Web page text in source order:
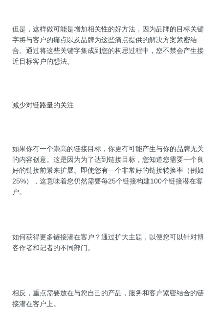
但是，这样做可能是增加相关性的好方法，因为品牌的目标关键
字将与客户的痛点以及品牌为这些痛点提供的解决方案紧密结
合。通过将这些关键字集成到您的构思过程中，您不禁会产生接
近目标客户的想法。
减少对链路量的关注
如果你有一个崇高的链接目标，你更有可能产生与你的品牌无关
的内容创意。这是因为为了达到链接目标，您知道您需要一个良
好的链接前景来扩展。即使您有一个非常好的链接转换率（例如
25%），这意味着您仍然需要每25个链接构建100个链接潜在客
户。
如何获得更多链接潜在客户？通过扩大主题，以便您可以针对博
客作者和记者的不同部门。
相反，重点需要放在与您自己的产品，服务和客户紧密结合的链
接潜在客户上。